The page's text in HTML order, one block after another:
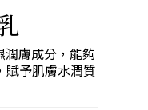
膚成分，能夠
賦予肌膚水潤質